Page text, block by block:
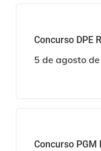
Concurso DPE
5 de agosto
Concurso PGM